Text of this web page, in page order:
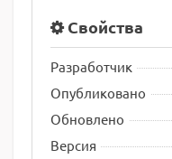
Свойства
Разработчик
Опубликовано
Обновлено
Версия